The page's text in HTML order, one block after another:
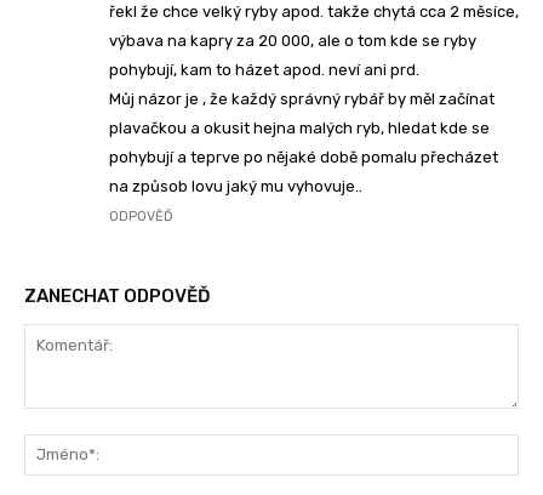
řekl že chce velký ryby apod. takže chytá cca 2 měsíce,
výbava na kapry za 20 000, ale o tom kde se ryby
pohybují, kam to házet apod. neví ani prd.
Můj názor je , že každý správný rybář by měl začínat
plavačkou a okusit hejna malých ryb, hledat kde se
pohybují a teprve po nějaké době pomalu přecházet
na způsob lovu jaký mu vyhovuje..
ODPOVĚĎ
ZANECHAT ODPOVĚĎ